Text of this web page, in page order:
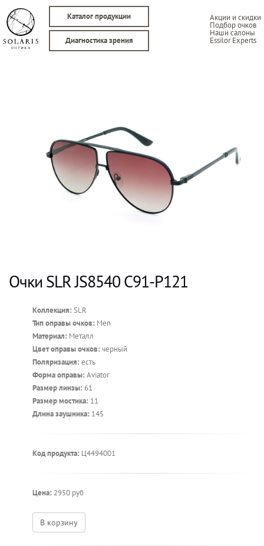
Каталог продукции Акции и скидки
Подбор очков
Наши салоны
Essilor Experts
Диагностика зрения
Очки SLR JS8540 C91-P121
Коллекция: SLR
Тип оправы очков: Men
Материал: Металл
Цвет оправы очков: черный
Поляризация: есть
Форма оправы: Aviator
Размер линзы: 61
Размер мостика: 11
Длина заушника: 145
Код продукта: Ц4494001
Цена: 2950 руб
В корзину